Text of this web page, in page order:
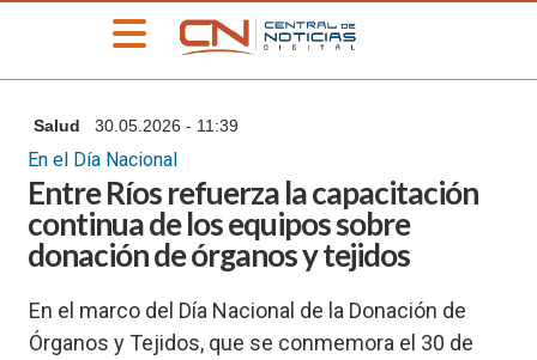
PORTADA
Deportes
Educación
Información
General
Salud 30.05.2026 - 11:39
En el Día Nacional
Entre Ríos refuerza la capacitación
continua de los equipos sobre
donación de órganos y tejidos
En el marco del Día Nacional de la Donación de
Órganos y Tejidos, que se conmemora el 30 de